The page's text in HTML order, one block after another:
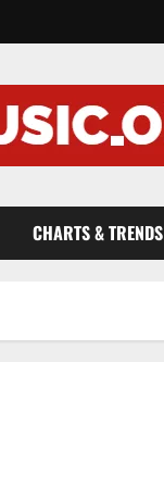
CHARTS & TRENDS